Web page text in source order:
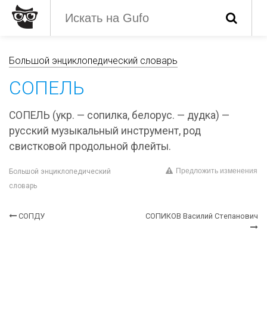
Большой энциклопедический словарь
СОПЕЛЬ
СОПЕЛЬ (укр. — сопилка, белорус. — дудка) —
русский музыкальный инструмент, род
свистковой продольной флейты.
Большой энциклопедический
словарь
Предложить изменения
СОПДУ СОПИКОВ Василий Степанович